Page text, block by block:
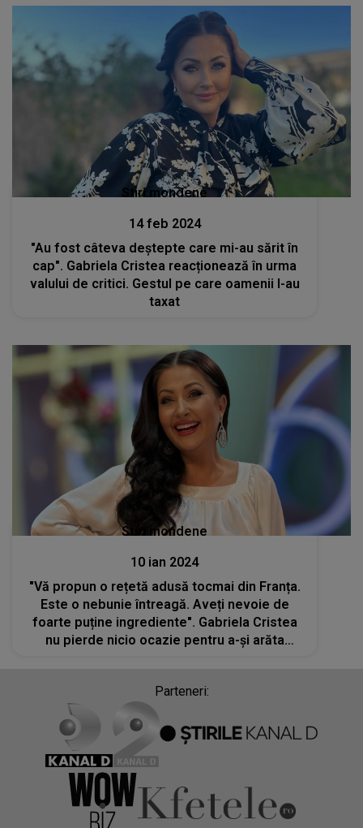
Stiri mondene
14 feb 2024
"Au fost câteva deștepte care mi-au sărit în
cap". Gabriela Cristea reacționează în urma
valului de critici. Gestul pe care oamenii l-au
taxat
Stiri mondene
10 ian 2024
"Vă propun o rețetă adusă tocmai din Franța.
Este o nebunie întreagă. Aveți nevoie de
foarte puține ingrediente". Gabriela Cristea
nu pierde nicio ocazie pentru a-și arăta
Parteneri: